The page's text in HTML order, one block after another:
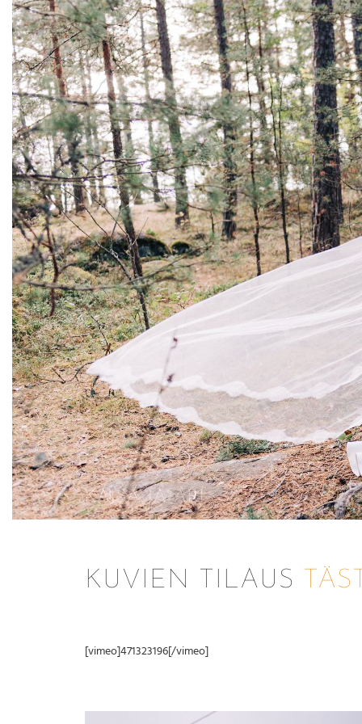
KAISA JA ARI
KUVIEN TILAUS
[vimeo]471323196[/vimeo]